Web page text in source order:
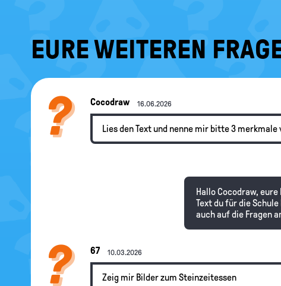
EURE WEITEREN
Cocodraw 16.06.2026
Lies den Text und nenne mir bitte 3
Hallo Cocodraw,
Text du für die
auch auf die Fragen
67 10.03.2026
Zeig mir Bilder zum Steinzeitessen